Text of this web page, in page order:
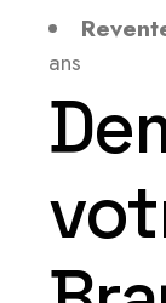
ans